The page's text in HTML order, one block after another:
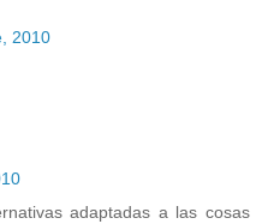
2010
adaptadas a las cosas